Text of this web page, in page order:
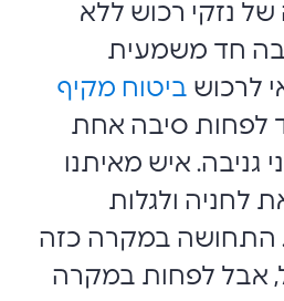
נזקי רכוש ללא
חד משמעית
לרכוש ביטוח מקיף
לפחות סיבה אחת
גניבה. איש מאיתנו
לחניה ולגלות
התחושה במקרה כזה
אבל לפחות במקרה